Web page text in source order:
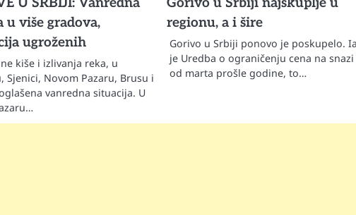
u više gradova,
ugroženih
kiše i izlivanja reka, u
Sjenici, Novom Pazaru, Brusu i
vanredna situacija. U
regionu, a i šire
Gorivo u Srbiji ponovo je poskupelo.
je Uredba o ograničenju cena na snazi
od marta prošle godine, to…